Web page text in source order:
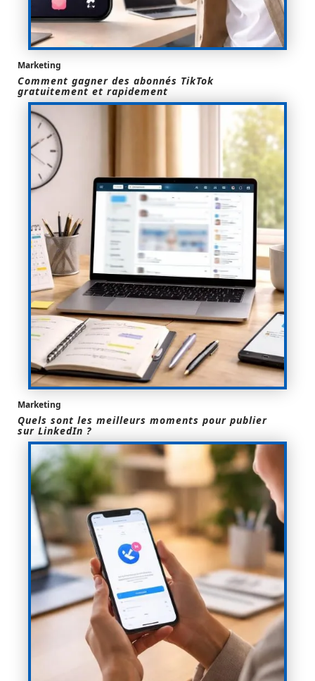
Marketing
Comment gagner des abonnés TikTok
gratuitement et rapidement
Marketing
Quels sont les meilleurs moments pour publier
sur LinkedIn ?